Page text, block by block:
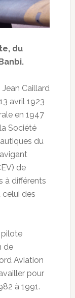
du
Caillard
avril 1923
en 1947
Société
du
de
à différents
celui des
pilote
de
Aviation
pour
à 1991.